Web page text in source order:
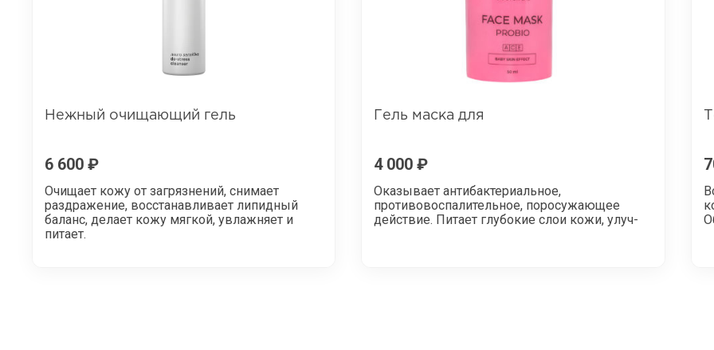
Нежный очищающий гель
6 600 ₽
Очищает кожу от загрязнений, снимает
раздражение, восстанавливает липидный
баланс, делает кожу мягкой, увлажняет и
питает.
Гель маска для
4 000₽
Оказывает антибактериальное,
противовоспалительное, поросужающее
действие. Питает глубокие слои кожи, улуч-